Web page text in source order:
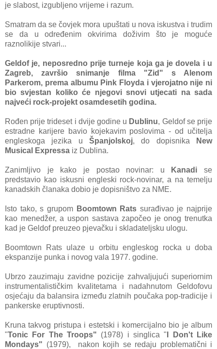
je slabost, izgubljeno vrijeme i razum.
Smatram da se čovjek mora upuštati u nova iskustva i trudim
se da u određenim okvirima doživim što je moguće
raznolikije stvari...
Geldof je, neposredno prije turneje koja ga je dovela i u
Zagreb, završio snimanje filma "Zid" s Alenom
Parkerom, prema albumu Pink Floyda i vjerojatno nije ni
bio svjestan koliko će njegovi snovi utjecati na sada
najveći rock-projekt osamdesetih godina.
Rođen prije trideset i dvije godine u Dublinu, Geldof se prije
estradne karijere bavio kojekavim poslovima - od učitelja
engleskoga jezika u Španjolskoj, do dopisnika
New
Musical Expressa iz Dublina.
Zanimljivo je kako je postao novinar: u Kanadi se
predstavio kao iskusni engleski rock-novinar, a na temelju
kanadskih članaka dobio je dopisništvo za NME.
Isto tako, s grupom Boomtown Rats surađivao je najprije
kao menedžer, a uspon sastava započeo je onog trenutka
kad je Geldof preuzeo pjevačku i skladateljsku ulogu.
Boomtown Rats ulaze u orbitu engleskog rocka u doba
ekspanzije punka i novog vala 1977. godine.
Ubrzo zauzimaju zavidne pozicije zahvaljujući superiornim
instrumentalističkim kvalitetama i nadahnutom Geldofovu
osjećaju da balansira između zlatnih poučaka pop-tradicije i
pankerske eruptivnosti.
Kruna takvog pristupa i estetski i komercijalno bio je album
"Tonic For The Troops" (1978) i singlica " I Don't Like
Mondays" (1979), nakon kojih se redaju problematični i